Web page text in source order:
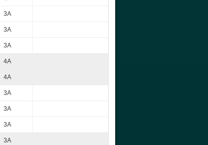
3A
3A
3A
4A
4A
3A
3A
3A
3A